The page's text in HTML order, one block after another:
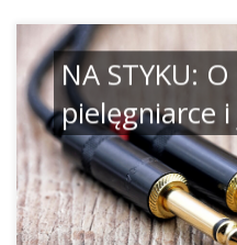
NA STYKU:
pielęgniarce